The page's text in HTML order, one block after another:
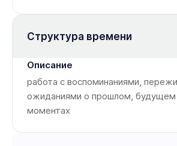
Структура времени
работа с воспоминаниями,
ожиданиями о прошлом, будущем
моментах